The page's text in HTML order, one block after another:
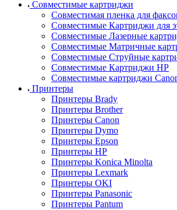
Совместимые картриджи
Совместимая пленка для
Совместимые Картриджи для
Совместимые Лазерные
Совместимые Матричные
Совместимые Струйные
Совместимые Картриджи HP
Совместимые картриджи
Принтеры
Принтеры Brady
Принтеры Brother
Принтеры Canon
Принтеры Dymo
Принтеры Epson
Принтеры HP
Принтеры Konica Minolta
Принтеры Lexmark
Принтеры OKI
Принтеры Panasonic
Принтеры Pantum